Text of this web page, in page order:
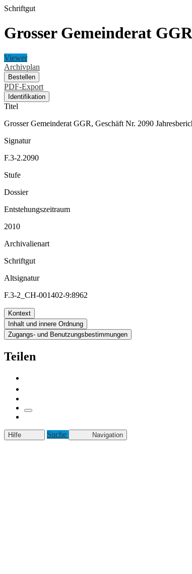
Schriftgut
Grosser Gemeinderat
Viewer
Archivplan
Bestellen
PDF-Export
Identifikation
Titel
Grosser Gemeinderat GGR, Geschäft Nr. 2090
Signatur
F.3-2.2090
Stufe
Dossier
Entstehungszeitraum
2010
Archivalienart
Schriftgut
Altsignatur
F.3-2_CH-001402-9:8962
Kontext
Inhalt und innere Ordnung
Zugangs- und Benutzungsbestimmungen
Teilen
Hilfe Suche Navigation